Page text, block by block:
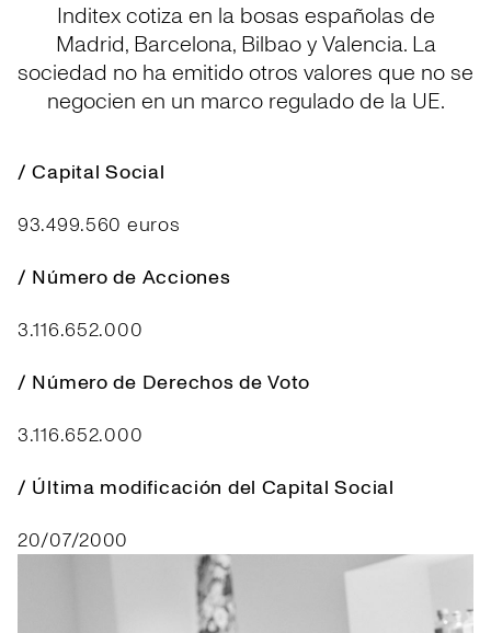
Inditex cotiza en la bosas españolas de
Madrid, Barcelona, Bilbao y Valencia. La
sociedad no ha emitido otros valores que no se
negocien en un marco regulado de la UE.
/ Capital Social
93.499.560 euros
/ Número de Acciones
3.116.652.000
/ Número de Derechos de Voto
3.116.652.000
/ Última modificación del Capital Social
20/07/2000